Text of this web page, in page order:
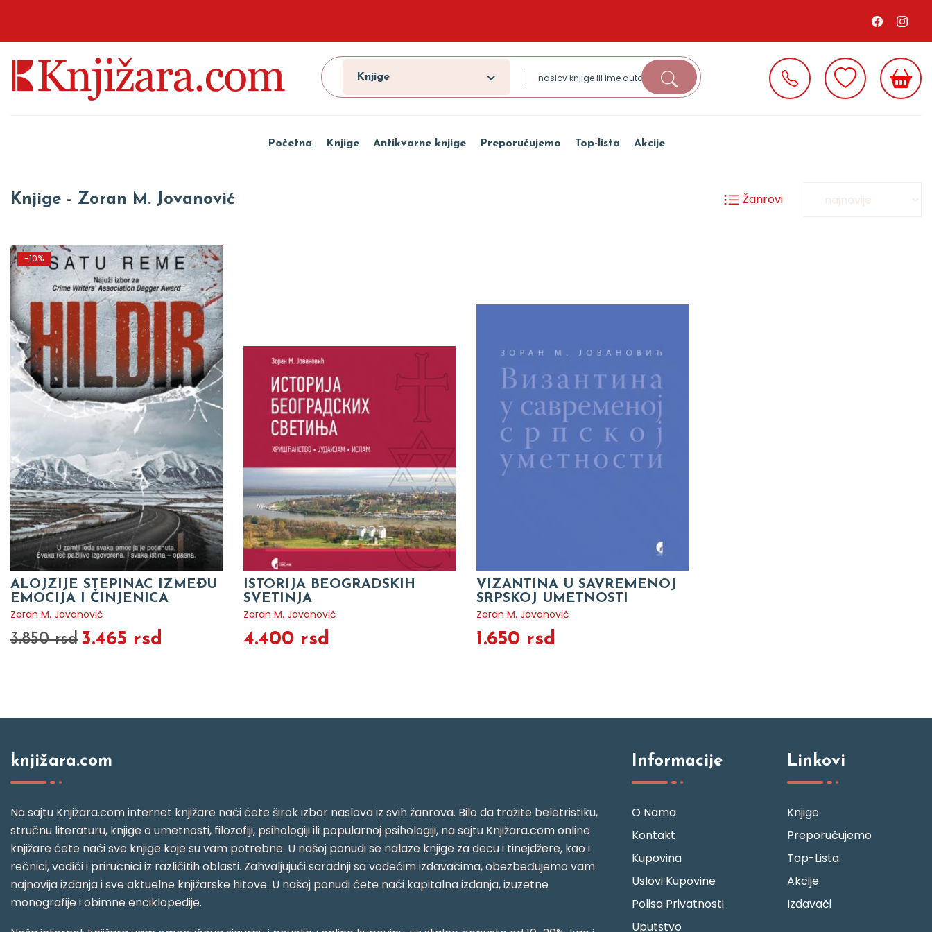
Knjige
Početna Knjige Antikvarne knjige Preporučujemo Top-lista Akcije
Knjige - Zoran M. Jovanović Žanrovi
-10%
ALOJZIJE STEPINAC IZMEĐU
EMOCIJA I ČINJENICA
Zoran M. Jovanović
3.850 rsd 3.465 rsd
ISTORIJA BEOGRADSKIH
SVETINJA
Zoran M. Jovanović
4.400 rsd
VIZANTINA U SAVREMENOJ
SRPSKOJ UMETNOSTI
Zoran M. Jovanović
1.650 rsd
knjižara.com
Na sajtu Knjižara.com internet knjižare naći ćete širok izbor naslova iz svih žanrova. Bilo da tražite beletristiku,
stručnu literaturu, knjige o umetnosti, filozofiji, psihologiji ili popularnoj psihologiji, na sajtu Knjižara.com online
knjižare ćete naći sve knjige koje su vam potrebne. U našoj ponudi se nalaze knjige za decu i tinejdžere, kao i
rečnici, vodiči i priručnici iz različitih oblasti. Zahvaljujući saradnji sa vodećim izdavačima, obezbeđujemo vam
najnovija izdanja i sve aktuelne knjižarske hitove. U našoj ponudi ćete naći kapitalna izdanja, izuzetne
monografije i obimne enciklopedije.
Informacije
O Nama
Kontakt
Kupovina
Uslovi Kupovine
Polisa Privatnosti
Uputstvo
Linkovi
Knjige
Preporučujemo
Top-Lista
Akcije
Izdavači